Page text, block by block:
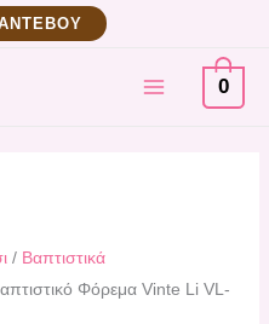
MAIN
MENU
0
/ Βαπτιστικά
Φόρεμα Vinte Li VL-